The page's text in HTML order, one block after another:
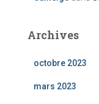
Archives
octobre 2023
mars 2023